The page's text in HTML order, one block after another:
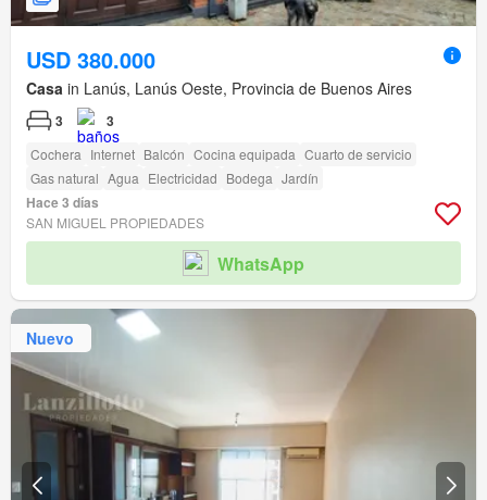
USD 380.000
Casa in Lanús, Lanús Oeste, Provincia de Buenos Aires
3 3
Cochera Internet Balcón Cocina equipada Cuarto de servicio
Gas natural Agua Electricidad Bodega Jardín
Hace 3 días
SAN MIGUEL PROPIEDADES
WhatsApp
Nuevo